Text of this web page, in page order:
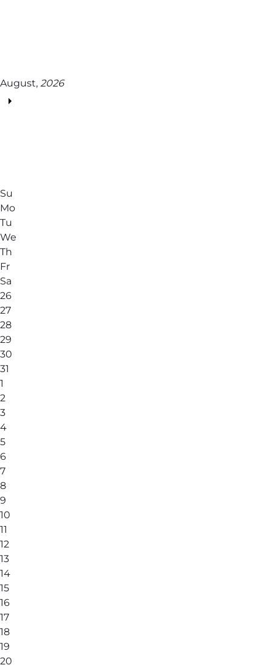
August, 2026
Su
Mo
Tu
We
Th
Fr
Sa
26
27
28
29
30
31
1
2
3
4
5
6
7
8
9
10
11
12
13
14
15
16
17
18
19
20